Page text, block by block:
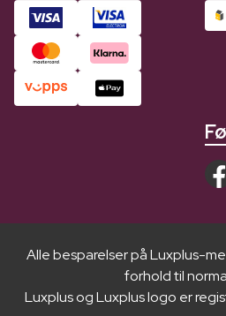
Alle besparelser på Luxplus-
forhold til
Luxplus og Luxplus logo er